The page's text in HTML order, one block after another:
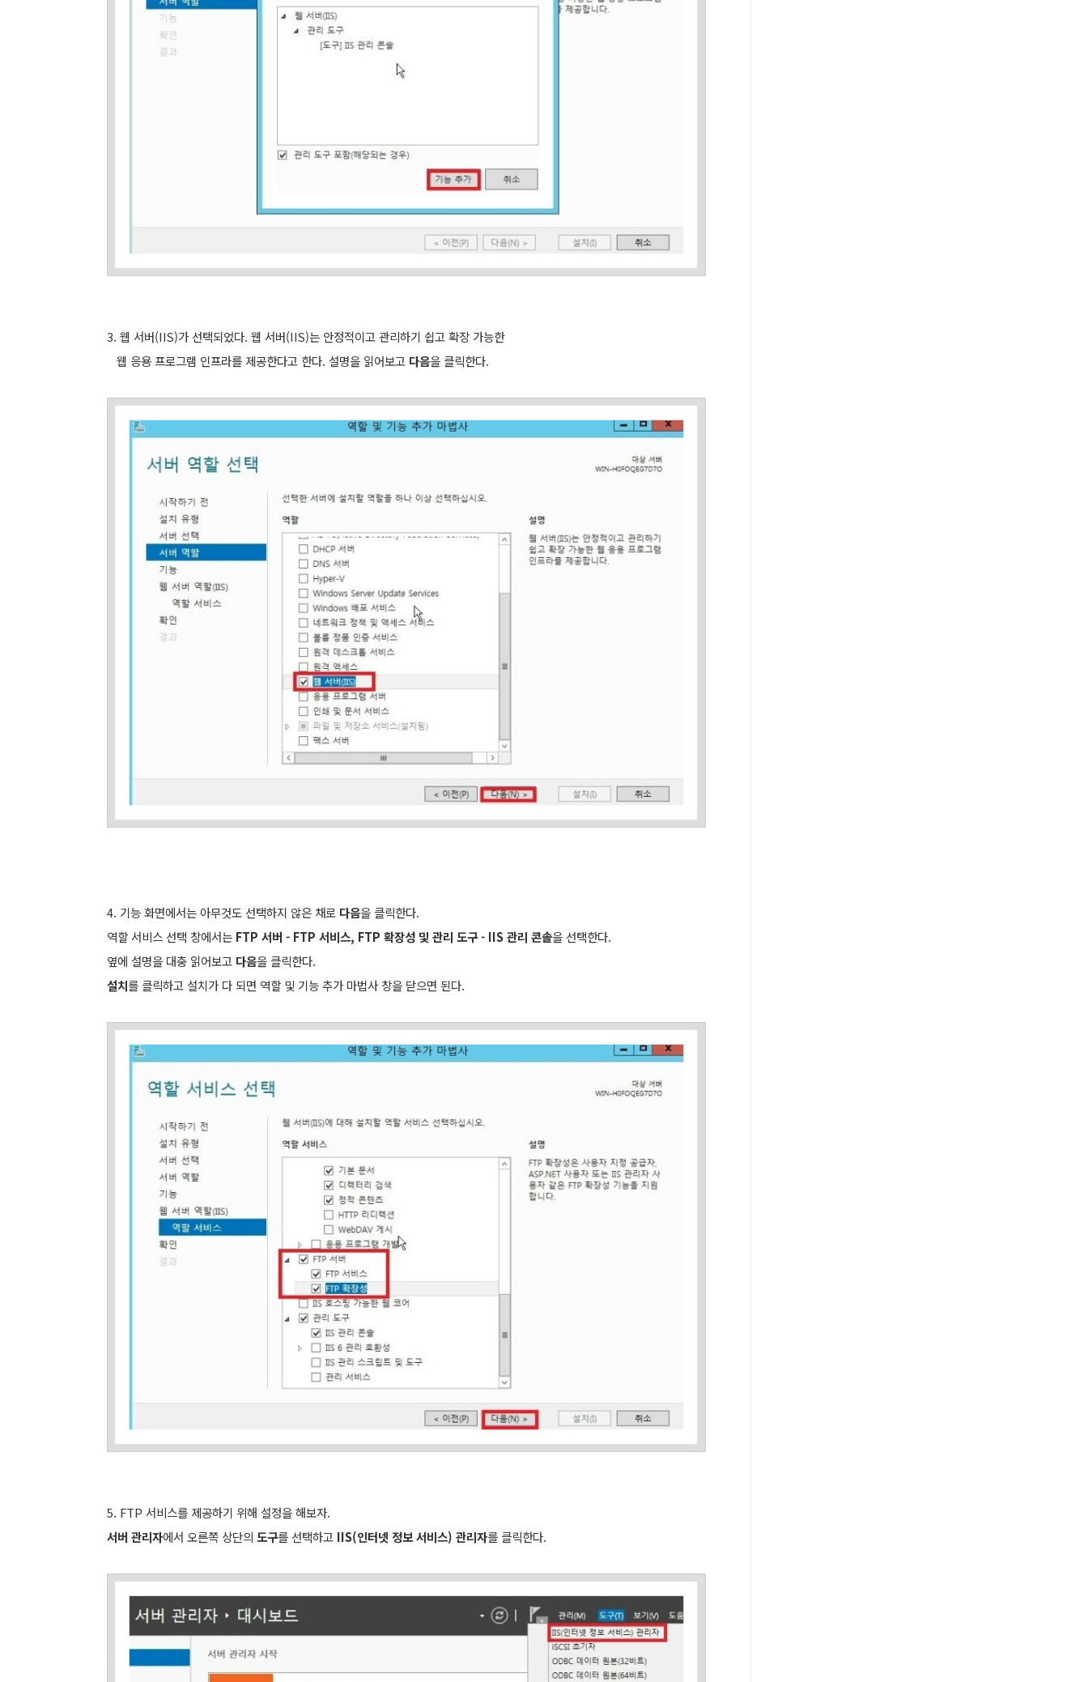
3. 웹 서버(IIS)가 선택되었다. 웹 서버(IIS)는 안정적이고 관리하기 쉽고 확장 가능한
웹 응용 프로그램 인프라를 제공한다고 한다. 설명을 읽어보고 다음을 클릭한다.
4. 기능 화면에서는 아무것도 선택하지 않은 채로 다음을 클릭한다.
역할 서비스 선택 창에서는 FTP 서버 - FTP 서비스, FTP 확장성 및 관리 도구 - IIS 관리 콘솔을 선택한다.
옆에 설명을 대충 읽어보고 다음을 클릭한다.
설치를 클릭하고 설치가 다 되면 역할 및 기능 추가 마법사 창을 닫으면 된다.
5. FTP 서비스를 제공하기 위해 설정을 해보자.
서버 관리자에서 오른쪽 상단의 도구를 선택하고 IIS(인터넷 정보 서비스) 관리자를 클릭한다.